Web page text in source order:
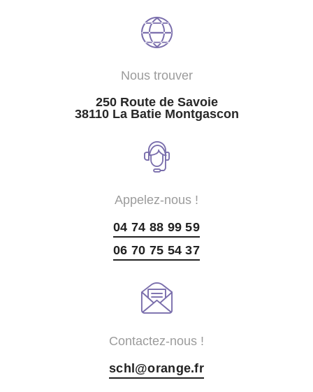
Nous trouver
250 Route de Savoie
38110 La Batie Montgascon
Appelez-nous !
04 74 88 99 59
06 70 75 54 37
Contactez-nous !
schl@orange.fr